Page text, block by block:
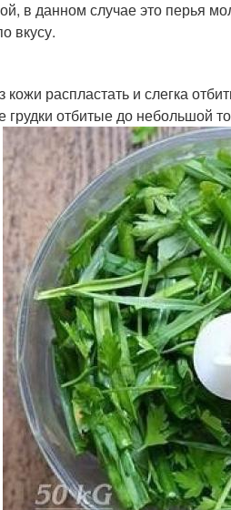
в данном случае это перья
вкусу.
кожи распластать и слегка
грудки отбитые до небольшой